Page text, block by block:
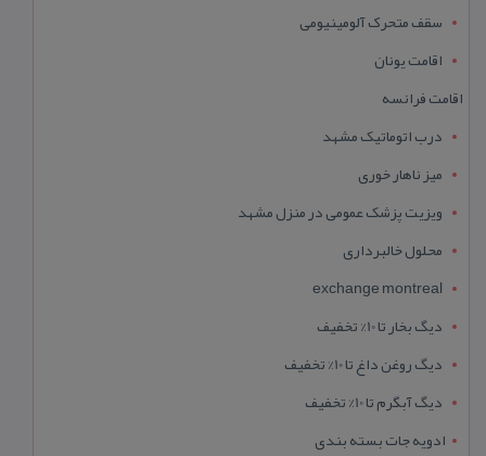
سقف متحرک آلومینیومی
اقامت یونان
اقامت فرانسه
درب اتوماتیک مشهد
میز ناهار خوری
ویزیت پزشک عمومی در منزل مشهد
محلول خالبرداری
exchange montreal
دیگ بخار تا 10% تخفیف
دیگ روغن داغ تا 10% تخفیف
دیگ آبگرم تا 10% تخفیف
ادویه جات بسته بندی